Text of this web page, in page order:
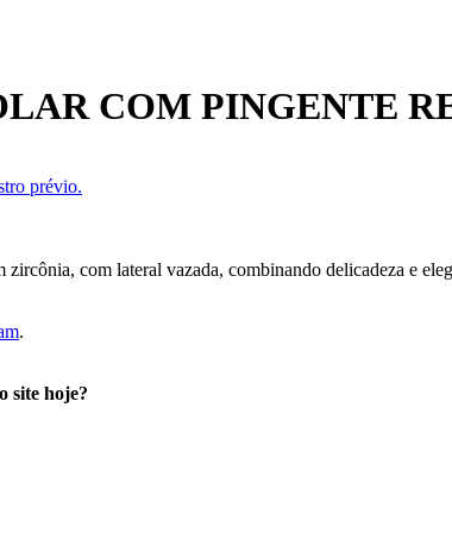
COM PINGENTE
prévio.
com lateral vazada, combinando delicadeza e
.
site hoje?